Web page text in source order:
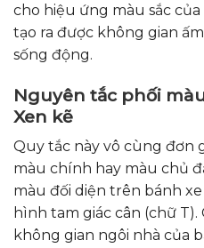
cho hiệu ứng màu sắc
tạo ra được không gian
sống động.
Nguyên tắc phối
Xen kẽ
Quy tắc này vô cùng đơn
màu chính hay màu chủ
màu đối diện trên bánh
hình tam giác cân (chữ
không gian ngôi nhà của